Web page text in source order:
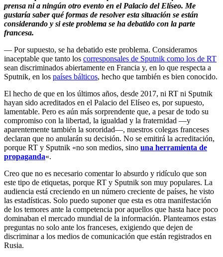
prensa ni a ningún otro evento en el Palacio del Elíseo. Me
gustaría saber qué formas de resolver esta situación se están
considerando y si este problema se ha debatido con la parte
francesa.
— Por supuesto, se ha debatido este problema. Consideramos
inaceptable que tanto los corresponsales de Sputnik como los de RT
sean discriminados abiertamente en Francia y, en lo que respecta a
Sputnik, en los países bálticos, hecho que también es bien conocido.
El hecho de que en los últimos años, desde 2017, ni RT ni Sputnik
hayan sido acreditados en el Palacio del Elíseo es, por supuesto,
lamentable. Pero es aún más sorprendente que, a pesar de todo su
compromiso con la libertad, la igualdad y la fraternidad —y
aparentemente también la sororidad—, nuestros colegas franceses
declaran que no anularán su decisión. No se emitirá la acreditación,
porque RT y Sputnik «no son medios, sino una herramienta de
propaganda«.
Creo que no es necesario comentar lo absurdo y ridículo que son
este tipo de etiquetas, porque RT y Sputnik son muy populares. La
audiencia está creciendo en un número creciente de países, he visto
las estadísticas. Solo puedo suponer que esta es otra manifestación
de los temores ante la competencia por aquellos que hasta hace poco
dominaban el mercado mundial de la información. Planteamos estas
preguntas no solo ante los franceses, exigiendo que dejen de
discriminar a los medios de comunicación que están registrados en
Rusia.